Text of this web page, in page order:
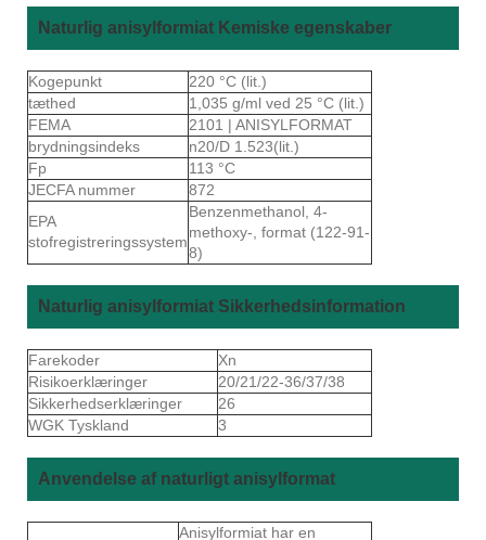
Naturlig anisylformiat Kemiske egenskaber
Kogepunkt
220 °C (lit.)
tæthed
1,035 g/ml ved 25 °C (lit.)
FEMA
2101 | ANISYLFORMAT
brydningsindeks
n20/D 1.523(lit.)
Fp
113 °C
JECFA nummer
872
EPA
stofregistreringssystem
Benzenmethanol, 4-
methoxy-, format (122-91-
8)
Naturlig anisylformiat Sikkerhedsinformation
Farekoder
Xn
Risikoerklæringer
20/21/22-36/37/38
Sikkerhedserklæringer
26
WGK Tyskland
3
Anvendelse af naturligt anisylformat
Anisylformiat har en